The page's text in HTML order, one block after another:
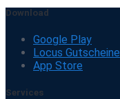
Download
Google Play
Locus Gutscheine
App Store
Services